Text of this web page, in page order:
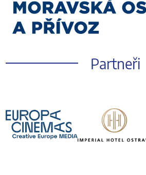
Partneři